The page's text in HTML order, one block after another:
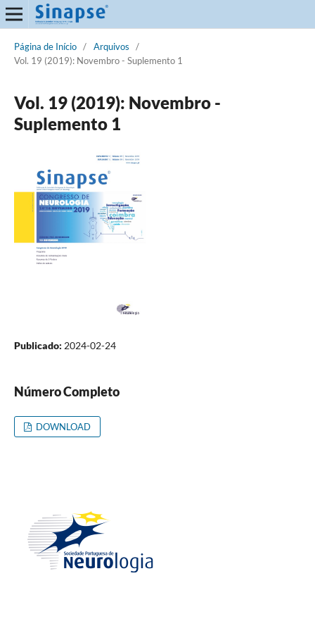
Página de Início / Arquivos
/
Vol. 19 (2019): Novembro - Suplemento 1
Vol. 19 (2019): Novembro -
Suplemento 1
Publicado: 2024-02-24
Número Completo
DOWNLOAD